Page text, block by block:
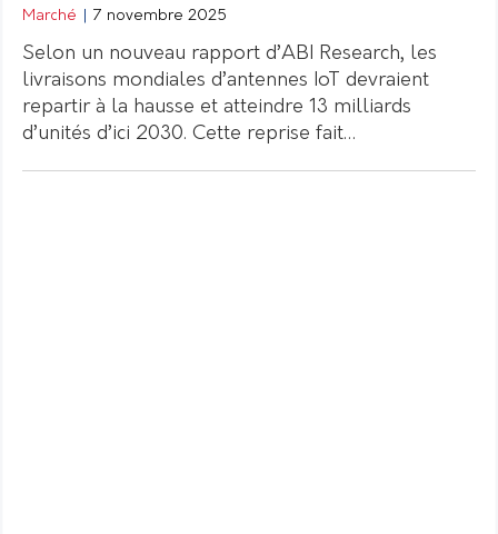
Marché 7 novembre 2025
Selon un nouveau rapport d’ABI Research, les
livraisons mondiales d’antennes IoT devraient
repartir à la hausse et atteindre 13 milliards
d’unités d’ici 2030. Cette reprise fait…